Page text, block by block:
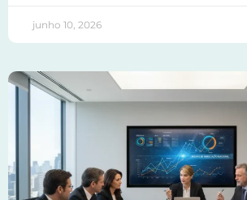
junho 10, 2026